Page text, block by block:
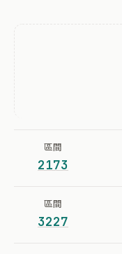
區間
2173
區間
3227